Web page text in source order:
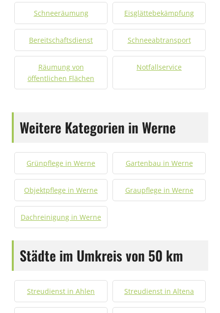
Schneeräumung Eisglättebekämpfung
Bereitschaftsdienst Schneeabtransport
Räumung von
öffentlichen Flächen
Notfallservice
Weitere Kategorien in Werne
Grünpflege in Werne Gartenbau in Werne
Objektpflege in Werne Graupflege in Werne
Dachreinigung in Werne
Städte im Umkreis von 50 km
Streudienst in Ahlen Streudienst in Altena